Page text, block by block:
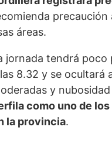
áreas.
jornada tendrá poco
8.32 y se ocultará
y
como uno de
la provincia.